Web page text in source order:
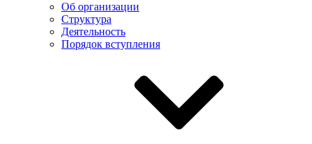
Об организации
Структура
Деятельность
Порядок вступления